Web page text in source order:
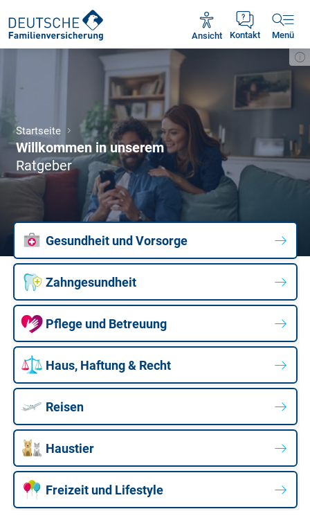
Kontakt
Ansicht Menü
Mo - Fr 09:00 - 18:30 Uhr
Startseite
Willkommen in unserem
Ratgeber
Gesundheit und Vorsorge
Zahngesundheit
Pflege und Betreuung
Haus, Haftung & Recht
Reisen
Haustier
Freizeit und Lifestyle